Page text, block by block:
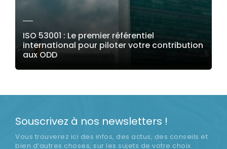
ISO 53001 : Le premier référentiel
international pour piloter votre contribution
aux ODD
Souscrivez à nos newsletters !
Vous trouverez ici des infos, des actus, des conseils et
bien d’autres choses, sur les sujets de votre choix.